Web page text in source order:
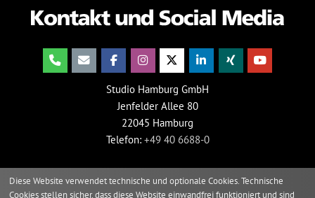
Studio Hamburg GmbH
Jenfelder Allee 80
22045 Hamburg
Telefon: +49 40 6688-0
Diese Website verwendet technische und optionale Cookies. Technische
Cookies stellen sicher, dass diese Website einwandfrei funktioniert und sind